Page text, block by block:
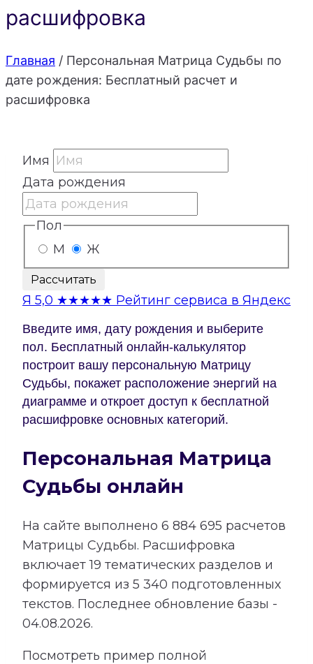
расшифровка
Главная / Персональная Матрица Судьбы по
дате рождения: Бесплатный расчет и
расшифровка
Имя
Дата рождения
Пол
М
Ж
Рассчитать
Я 5,0 ★★★★★ Рейтинг сервиса в Яндекс
Введите имя, дату рождения и выберите
пол. Бесплатный онлайн-калькулятор
построит вашу персональную Матрицу
Судьбы, покажет расположение энергий на
диаграмме и откроет доступ к бесплатной
расшифровке основных категорий.
Персональная Матрица
Судьбы онлайн
На сайте выполнено 6 884 695 расчетов
Матрицы Судьбы. Расшифровка
включает19 тематических разделов и
формируется из 5 340 подготовленных
текстов. Последнее обновление базы -
04.08.2026.
Посмотреть пример полной